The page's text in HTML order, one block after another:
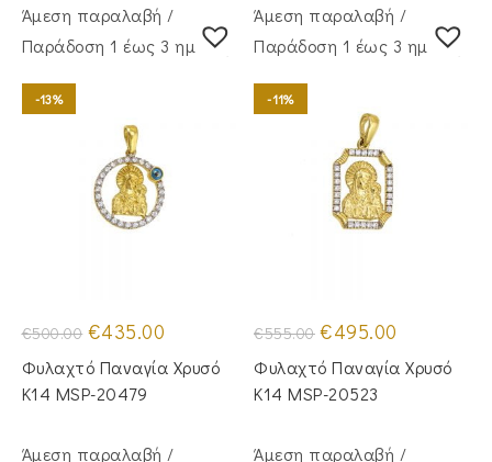
Άμεση παραλαβή /
Παράδoση 1 έως 3 ημέρες
-13%
€500.00 Original
price
was:
€500.00.
€435.00
τιμή
είναι:
Φυλαχτό Παναγία Χρυσό
Κ14 MSP-20479
Άμεση παραλαβή /
Παράδoση 1 έως 3 ημέρες
-11%
€555.00 Original
price
was:
€555.00.
€495.00
τιμή
είναι:
Φυλαχτό Παναγία Χρυσό
Κ14 MSP-20523
Άμεση παραλαβή / Άμεση παραλαβή /